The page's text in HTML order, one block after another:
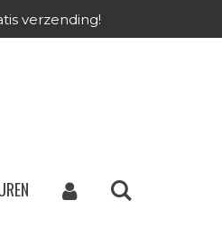
verzending!